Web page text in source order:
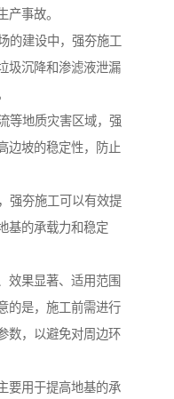
产事故。
的建设中，强夯施工
圾沉降和渗滤液泄漏
等地质灾害区域，强
边坡的稳定性，防止
强夯施工可以有效提
基的承载力和稳定
效果显著、适用范围
的是，施工前需进行
数，以避免对周边环
要用于提高地基的承